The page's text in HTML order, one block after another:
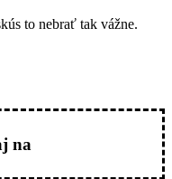
to nebrať tak vážne.
na